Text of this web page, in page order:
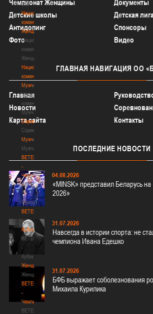
3х3
Национальная
команда.
Женщины
Национальная
команда.
Женщины
Национальная
команда.
Мужчины
Национальная
команда.
Мужчины
Соревнования
Соревнования
Мужчины
Мужчины
BETERA
-
Чемпионат
BETERA
-
Чемпионат
BETERA
-
Кубок
BETERA
-
Кубок
Женщины
Женщины
BETERA
-
Чемпионат
BETERA
Чемпионат Женщины
Документы
Детские школы
Детская лига
Антидопинг
Спонсоры
Фото
Видео
ГЛАВНАЯ НАВИГАЦИЯ ОО
Главная
Новости
Карта сайта
Контакты
ПОСЛЕДНИЕ НОВОСТИ
04.08.2026
«MINSK» представил Беларусь
2026»
31.07.2026
Навсегда в истории спорта: не
чемпиона Ивана Едешко
31.07.2026
БФБ выражает соболезнования
Михаила Курилика